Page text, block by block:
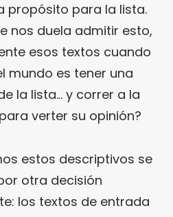
propósito para la lista.
nos duela admitir esto,
esos textos cuando
mundo es tener una
la lista… y correr a la
verter su opinión?
estos descriptivos se
otra decisión
los textos de entrada